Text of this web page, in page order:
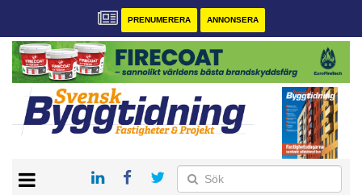
PRENUMERERA ANNONSERA